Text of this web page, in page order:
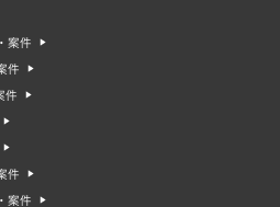
案件
件
件
件
案件